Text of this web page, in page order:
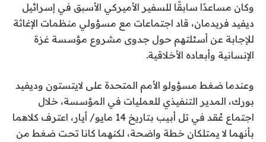
وكان مساعدًا سابقًا للسفير الأميركي الأسبق في إسرائيل
ديفيد فريدمان، قاد اجتماعات مع مسؤولي منظمات الإغاثة
للإجابة عن أسئلتهم حول جدوى مشروع مؤسسة غزة
الإنسانية وأبعاده الأخلاقية.
وعندما ضغط مسؤولو الأمم المتحدة على لايتستون وديفيد
بورك، المدير التنفيذي للعمليات في المؤسسة، خلال
اجتماع عُقد في تل أبيب بتاريخ 14 مايو/ أيار، اعترف كلاهما
بأنهما لا يمتلكان خطة واضحة، لكنهما كانا تحت ضغط من